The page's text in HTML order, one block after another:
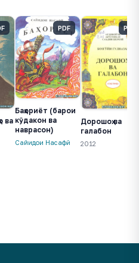
ва
PDF
Баҳориёт (барои
кӯдакон ва
наврасон)
Сайидои Насафӣ
PDF
Дорошоҳ ва
галабон
2012